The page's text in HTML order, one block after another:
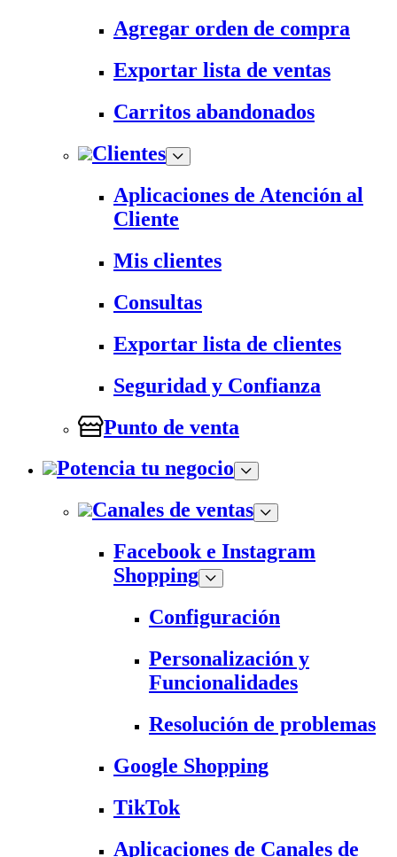
Agregar orden de compra
Exportar lista de ventas
Carritos abandonados
Clientes
Aplicaciones de Atención al
Cliente
Mis clientes
Consultas
Exportar lista de clientes
Seguridad y Confianza
Punto de venta
Potencia tu negocio
Canales de ventas
Facebook e Instagram
Shopping
Configuración
Personalización y
Funcionalidades
Resolución de problemas
Google Shopping
TikTok
Aplicaciones de Canales de